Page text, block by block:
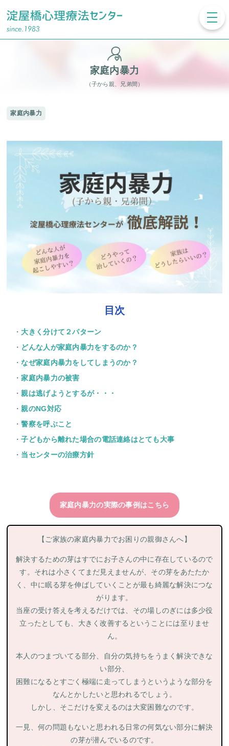
家庭内暴力
（子から親、兄弟間）
家庭内暴力
目次
大きく分けて２パターン
どんな人が家庭内暴力をするのか？
なぜ家庭内暴力をしてしまうのか？
家庭内暴力の被害
親は逃げようとするが・・・
親のNG対応
警察を呼ぶこと
子どもから離れた場合の電話連絡はとても大事
当センターの治療方針
家庭内暴力の実際の事例はこちら
【ご家族の家庭内暴力でお困りの親御さんへ】
解決するための芽はすでにお子さんの中に存在しているので
す。それは小さくてまだ見えませんが、その芽をあたたか
く、中に眠る芽を伸ばしていくことが最も綺麗な解決につな
がります。
当座の受け答えを考えるだけでは、その場しのぎには多少役
立ったとしても、大きく改善するということには至りませ
ん。
本人のつまづいてる部分、自分の気持ちをうまく解決できな
い部分、
困難になるとすごく極端に走ってしまうというような部分を
なんとかしたいと思われるでしょう。
しかし、そこだけを変えるのは大変困難なのです。
一見、何の問題もないと思われる日常の何気ない部分に解決
の芽が潜んでいるのです。